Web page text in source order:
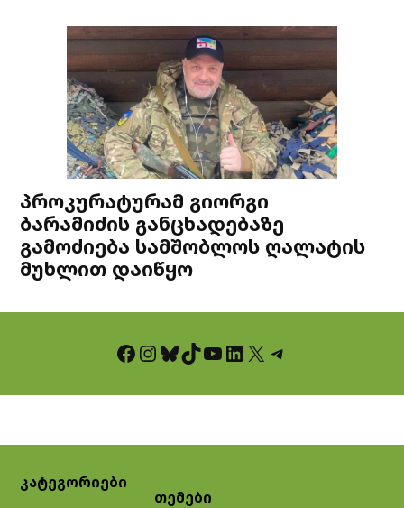
პროკურატურამ გიორგი
ბარამიძის განცხადებაზე
გამოძიება სამშობლოს ღალატის
მუხლით დაიწყო
Facebook InstagramBluesky TikTok YouTube LinkedIn X Telegram
კატეგორიები
თემები